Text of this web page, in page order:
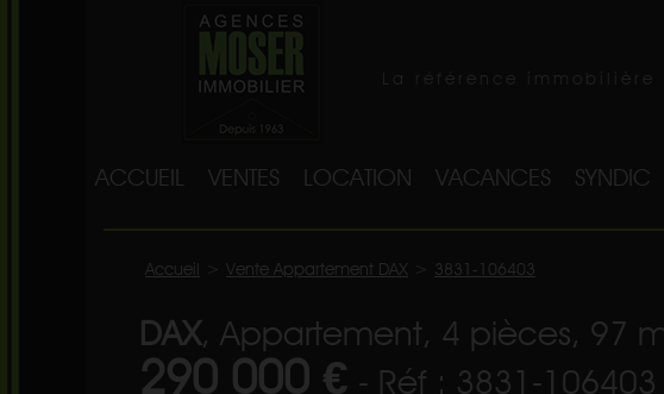
ACCUEIL VENTES LOCATION VACANCES SYNDIC
Accueil Vente Appartement DAX 3831-106403
DAX, Appartement, 4 pièces, 97
290 000 € - Réf : 3831-106403